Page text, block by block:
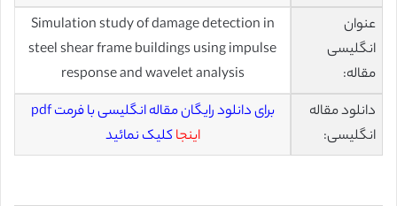
عنوان
انگلیسی
مقاله:
Simulation study of damage detection in
steel shear frame buildings using impulse
response and wavelet analysis
دانلود مقاله
انگلیسی:
برای دانلود رایگان مقاله انگلیسی با فرمت pdf
اینجاکلیک نمائید